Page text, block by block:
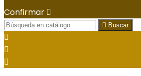
Confirmar 
 Buscar


